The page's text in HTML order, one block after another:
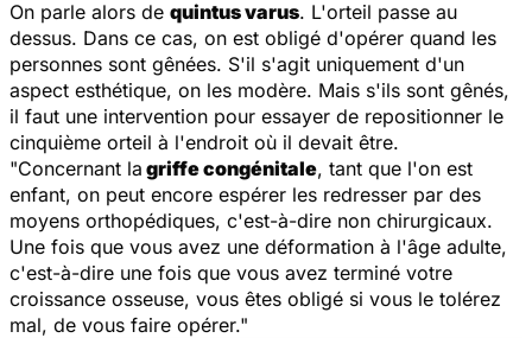
On parle alors de quintus varus. L'orteil passe au
dessus. Dans ce cas, on est obligé d'opérer quand les
personnes sont gênées. S'il s'agit uniquement d'un
aspect esthétique, on les modère. Mais s'ils sont gênés,
il faut une intervention pour essayer de repositionner le
cinquième orteil à l'endroit où il devait être.
"Concernant la griffe congénitale, tant que l'on est
enfant, on peut encore espérer les redresser par des
moyens orthopédiques, c'est-à-dire non chirurgicaux.
Une fois que vous avez une déformation à l'âge adulte,
c'est-à-dire une fois que vous avez terminé votre
croissance osseuse, vous êtes obligé si vous le tolérez
mal, de vous faire opérer."